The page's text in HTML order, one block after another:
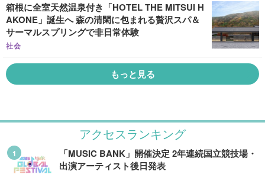
箱根に全室天然温泉付き「HOTEL THE MITSUI H
AKONE」誕生へ 森の清閑に包まれる贅沢スパ＆
サーマルスプリングで非日常体験
社会
もっと見る
アクセスランキング
「MUSIC BANK」開催決定 2年連続国立競技場・
出演アーティスト後日発表